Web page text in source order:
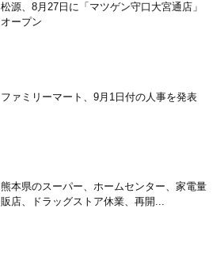
松源、8月27日に「マツゲン守口大宮通店」
オープン
ファミリーマート、9月1日付の人事を発表
熊本県のスーパー、ホームセンター、家電量
販店、ドラッグストア休業、再開...